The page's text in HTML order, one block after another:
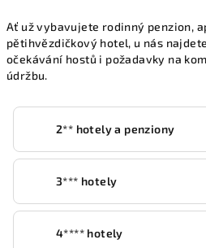
Ať už vybavujete rodinný penzion,
pětihvězdičkový hotel, u nás
očekávání hostů i požadavky na
údržbu.
2** hotely a penziony
3*** hotely
4**** hotely